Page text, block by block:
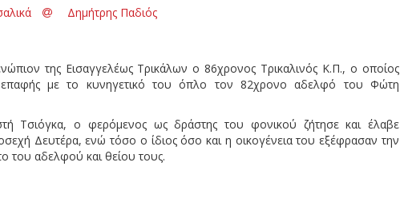
Δημήτρης Παδιός
της Εισαγγελέως Τρικάλων ο 86χρονος Τρικαλινός Κ.Π., ο οποίος
με το κυνηγετικό του όπλο τον 82χρονο αδελφό του Φώτη
Τσιόγκα, ο φερόμενος ως δράστης του φονικού ζήτησε και έλαβε
Δευτέρα, ενώ τόσο ο ίδιος όσο και η οικογένεια του εξέφρασαν την
του αδελφού και θείου τους.